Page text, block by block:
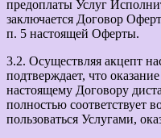
предоплаты Услуг
заключается Договор
п. 5 настоящей Оферты.
3.2. Осуществляя акцепт
подтверждает, что
настоящему Договору
полностью соответствует
пользоваться Услугами,